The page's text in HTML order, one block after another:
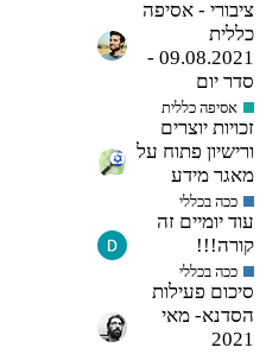
ציבורי - אסיפה
כללית
09.08.2021 -
סדר יום
אסיפה כללית
זכויות יוצרים
ורישיון פתוח על
מאגר מידע
ככה בכללי
עוד יומיים זה
קורה!!!
ככה בכללי
סיכום פעילות
הסדנא- מאי
2021